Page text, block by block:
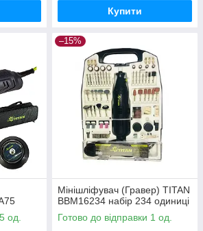
Купити
од.
–15%
Мінішліфувач (Гравер) TITAN
BBM16234 набір 234 одиниці
Готово до відправки 1 од.